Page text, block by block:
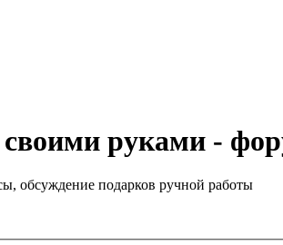
руками -
обсуждение подарков ручной работы